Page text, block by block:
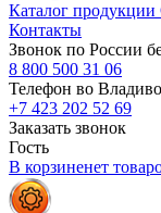
Каталог продукции
Контакты
Звонок по России
8 800 500 31 06
Телефон во
+7 423 202 52 69
Заказать звонок
Гость
В корзиненет